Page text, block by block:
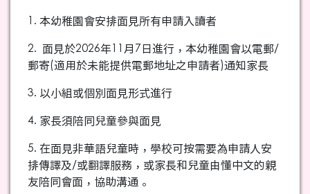
1. 本幼稚園會安排面見所有申請入讀者
2. 面見於2026年11月7日進行，本幼稚園會以電郵/
郵寄(適用於未能提供電郵地址之申請者)通知家長
3. 以小組或個別面見形式進行
4. 家長須陪同兒童參與面見
5. 在面見非華語兒童時，學校可按需要為申請人安
排傳譯及/或翻譯服務，或家長和兒童由懂中文的親
友陪同會面，協助溝通。